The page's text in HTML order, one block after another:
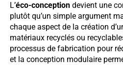
L’éco-conception devient une
plutôt qu’un simple argument
chaque aspect de la création
matériaux recyclés ou
processus de fabrication pour
et la conception modulaire